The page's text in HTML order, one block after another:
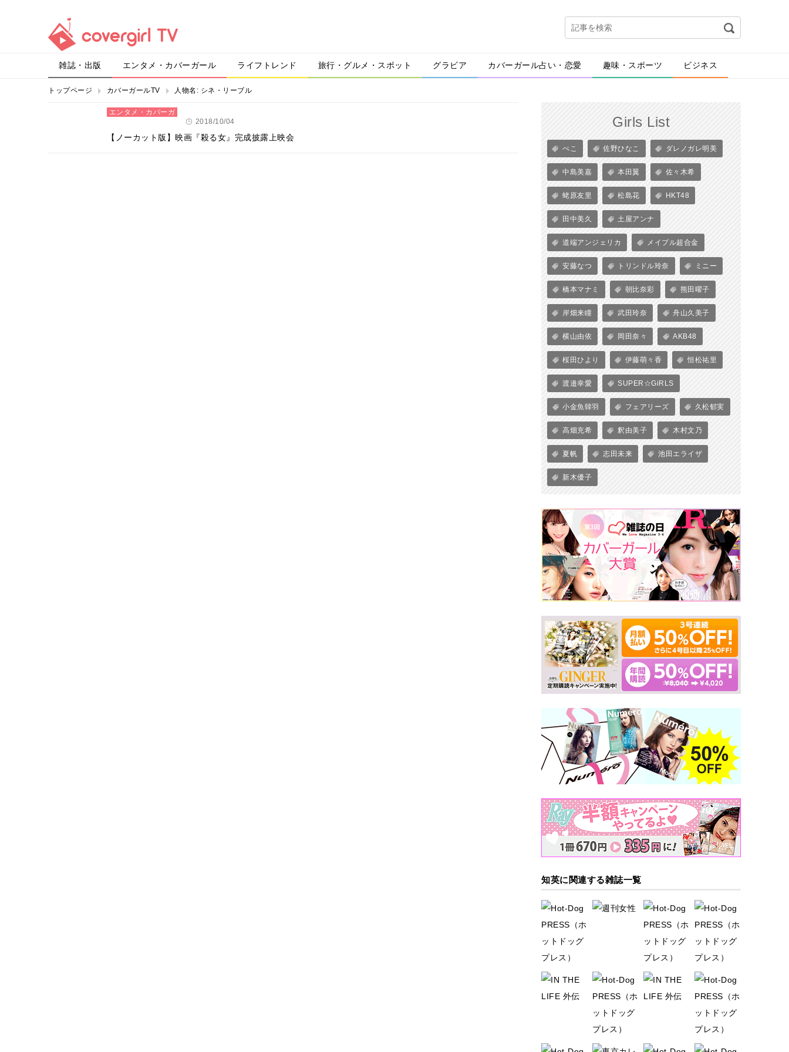
雑誌・出版 エンタメ・カバーガール ライフトレンド 旅行・グルメ・スポット グラビア カバーガール占い・恋愛 趣味・スポーツ ビジネス
トップページ カバーガールTV 人物名: シネ・リーブル
エンタメ・カバーガ
2018/10/04
【ノーカット版】映画『殺る女』完成披露上映会
Girls List
ぺこ 佐野ひなこ ダレノガレ明美
中島美嘉 本田翼 佐々木希
蛯原友里 松島花 HKT48
田中美久 土屋アンナ
道端アンジェリカ メイプル超合金
安藤なつ トリンドル玲奈 ミニー
橋本マナミ 朝比奈彩 熊田曜子
岸畑来瞳 武田玲奈 舟山久美子
横山由依 岡田奈々 AKB48
桜田ひより 伊藤萌々香 恒松祐里
渡邉幸愛 SUPER☆GiRLS
小金魚韓羽 フェアリーズ 久松郁実
高畑充希 釈由美子 木村文乃
夏帆 志田未来 池田エライザ
新木優子
知英に関連する雑誌一覧